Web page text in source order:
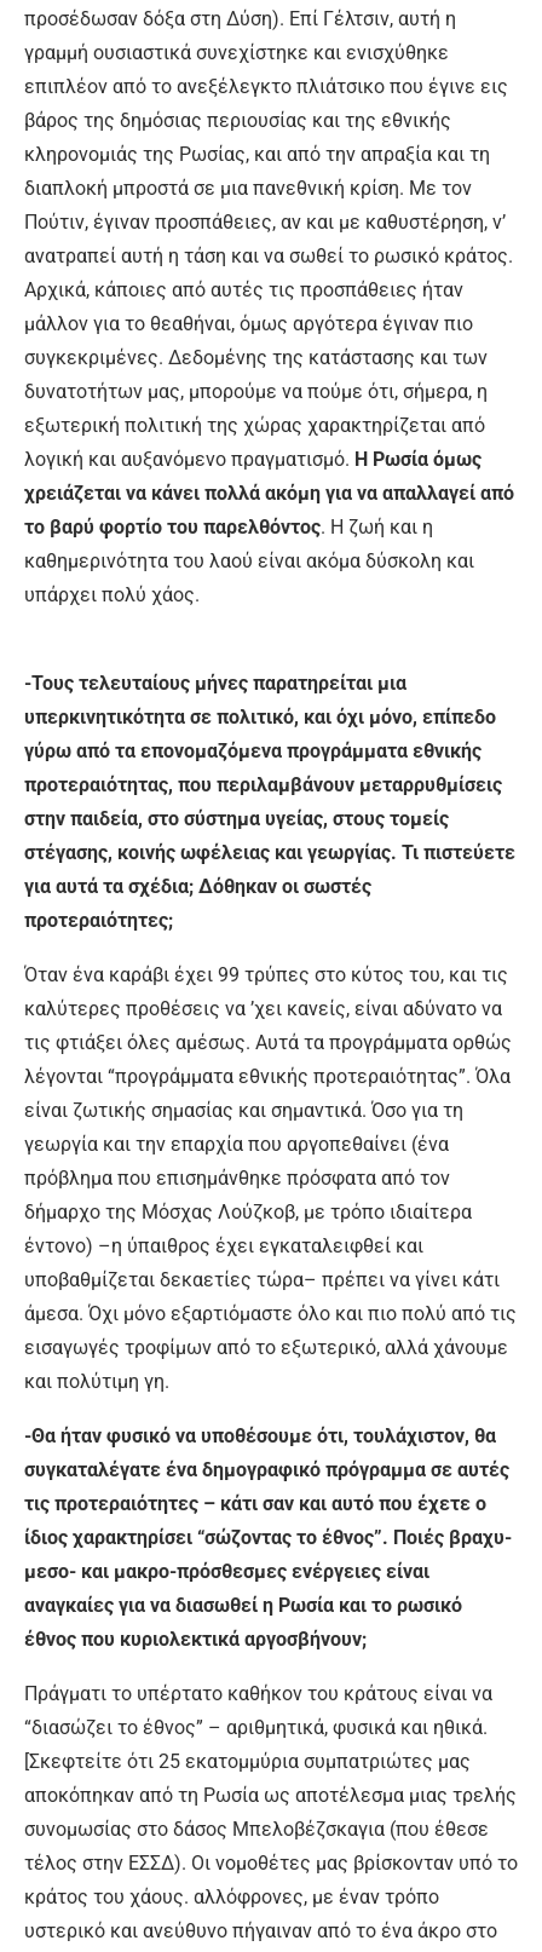
προσέδωσαν δόξα στη Δύση). Επί Γέλτσιν, αυτή η
γραμμή ουσιαστικά συνεχίστηκε και ενισχύθηκε
επιπλέον από το ανεξέλεγκτο πλιάτσικο που έγινε εις
βάρος της δημόσιας περιουσίας και της εθνικής
κληρονομιάς της Ρωσίας, και από την απραξία και τη
διαπλοκή μπροστά σε μια πανεθνική κρίση. Με τον
Πούτιν, έγιναν προσπάθειες, αν και με καθυστέρηση, ν’
ανατραπεί αυτή η τάση και να σωθεί το ρωσικό κράτος.
Αρχικά, κάποιες από αυτές τις προσπάθειες ήταν
μάλλον για το θεαθήναι, όμως αργότερα έγιναν πιο
συγκεκριμένες. Δεδομένης της κατάστασης και των
δυνατοτήτων μας, μπορούμε να πούμε ότι, σήμερα, η
εξωτερική πολιτική της χώρας χαρακτηρίζεται από
λογική και αυξανόμενο πραγματισμό. Η Ρωσία όμως
χρειάζεται να κάνει πολλά ακόμη για να απαλλαγεί από
το βαρύ φορτίο του παρελθόντος. Η ζωή και η
καθημερινότητα του λαού είναι ακόμα δύσκολη και
υπάρχει πολύ χάος.
-Τους τελευταίους μήνες παρατηρείται μια
υπερκινητικότητα σε πολιτικό, και όχι μόνο, επίπεδο
γύρω από τα επονομαζόμενα προγράμματα εθνικής
προτεραιότητας, που περιλαμβάνουν μεταρρυθμίσεις
στην παιδεία, στο σύστημα υγείας, στους τομείς
στέγασης, κοινής ωφέλειας και γεωργίας. Τι πιστεύετε
για αυτά τα σχέδια; Δόθηκαν οι σωστές
προτεραιότητες;
Όταν ένα καράβι έχει 99 τρύπες στο κύτος του, και τις
καλύτερες προθέσεις να ’χει κανείς, είναι αδύνατο να
τις φτιάξει όλες αμέσως. Αυτά τα προγράμματα ορθώς
λέγονται “προγράμματα εθνικής προτεραιότητας”. Όλα
είναι ζωτικής σημασίας και σημαντικά. Όσο για τη
γεωργία και την επαρχία που αργοπεθαίνει (ένα
πρόβλημα που επισημάνθηκε πρόσφατα από τον
δήμαρχο της Μόσχας Λούζκοβ, με τρόπο ιδιαίτερα
έντονο) –η ύπαιθρος έχει εγκαταλειφθεί και
υποβαθμίζεται δεκαετίες τώρα– πρέπει να γίνει κάτι
άμεσα. Όχι μόνο εξαρτιόμαστε όλο και πιο πολύ από τις
εισαγωγές τροφίμων από το εξωτερικό, αλλά χάνουμε
και πολύτιμη γη.
-Θα ήταν φυσικό να υποθέσουμε ότι, τουλάχιστον, θα
συγκαταλέγατε ένα δημογραφικό πρόγραμμα σε αυτές
τις προτεραιότητες – κάτι σαν και αυτό που έχετε ο
ίδιος χαρακτηρίσει “σώζοντας το έθνος”. Ποιές βραχυ-
μεσο- και μακρο-πρόσθεσμες ενέργειες είναι
αναγκαίες για να διασωθεί η Ρωσία και το ρωσικό
έθνος που κυριολεκτικά αργοσβήνουν;
Πράγματι το υπέρτατο καθήκον του κράτους είναι να
“διασώζει το έθνος” – αριθμητικά, φυσικά και ηθικά.
[Σκεφτείτε ότι 25 εκατομμύρια συμπατριώτες μας
αποκόπηκαν από τη Ρωσία ως αποτέλεσμα μιας τρελής
συνομωσίας στο δάσος Μπελοβέζσκαγια (που έθεσε
τέλος στην ΕΣΣΔ). Οι νομοθέτες μας βρίσκονταν υπό το
κράτος του χάους. αλλόφρονες, με έναν τρόπο
υστερικό και ανεύθυνο πήγαιναν από το ένα άκρο στο